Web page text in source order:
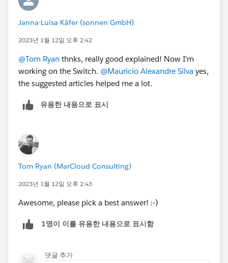
Janna-Luisa Käfer (sonnen GmbH)
2023년 1월 12일 오후 2:42
@Tom Ryan thnks, really good explained! Now I'm
working on the Switch. @Mauricio Alexandre Silva yes,
the suggested articles helped me a lot.
유용한 내용으로 표시
Tom Ryan (MarCloud Consulting)
2023년 1월 12일 오후 2:43
Awesome, please pick a best answer! :-)
1명이 이를 유용한 내용으로 표시함
댓글 추가